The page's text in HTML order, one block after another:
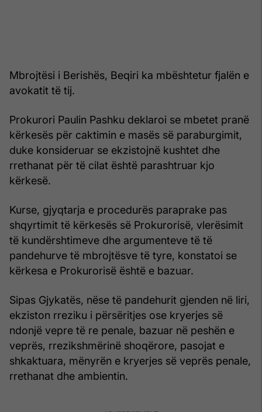
Mbrojtësi i Berishës, Beqiri ka mbështetur fjalën e
avokatit të tij.
Prokurori Paulin Pashku deklaroi se mbetet pranë
kërkesës për caktimin e masës së paraburgimit,
duke konsideruar se ekzistojnë kushtet dhe
rrethanat për të cilat është parashtruar kjo
kërkesë.
Kurse, gjyqtarja e procedurës paraprake pas
shqyrtimit të kërkesës së Prokurorisë, vlerësimit
të kundërshtimeve dhe argumenteve të të
pandehurve të mbrojtësve të tyre, konstatoi se
kërkesa e Prokurorisë është e bazuar.
Sipas Gjykatës, nëse të pandehurit gjenden në liri,
ekziston rreziku i përsëritjes ose kryerjes së
ndonjë vepre të re penale, bazuar në peshën e
veprës, rrezikshmërinë shoqërore, pasojat e
shkaktuara, mënyrën e kryerjes së veprës penale,
rrethanat dhe ambientin.